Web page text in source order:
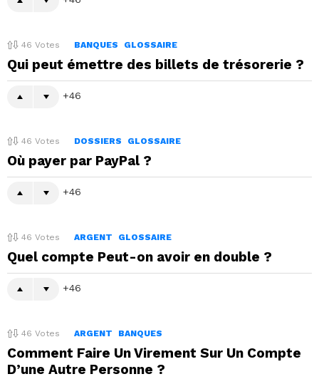
46 Votes BANQUES GLOSSAIRE
Qui peut émettre des billets de trésorerie ?
46
46 Votes DOSSIERS GLOSSAIRE
Où payer par PayPal ?
46
46 Votes ARGENT GLOSSAIRE
Quel compte Peut-on avoir en double ?
46
46 Votes ARGENT BANQUES
Comment Faire Un Virement Sur Un Compte
D’une Autre Personne ?